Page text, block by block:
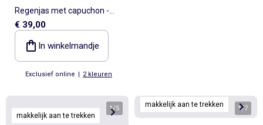
Regenjas met capuchon -
collectie gemakkelijk aan te
trekken
€ 39,00
In winkelmandje
Exclusief online | 2 kleuren
makkelijk aan te trekken
1/5 makkelijk aan te trekken 1/7